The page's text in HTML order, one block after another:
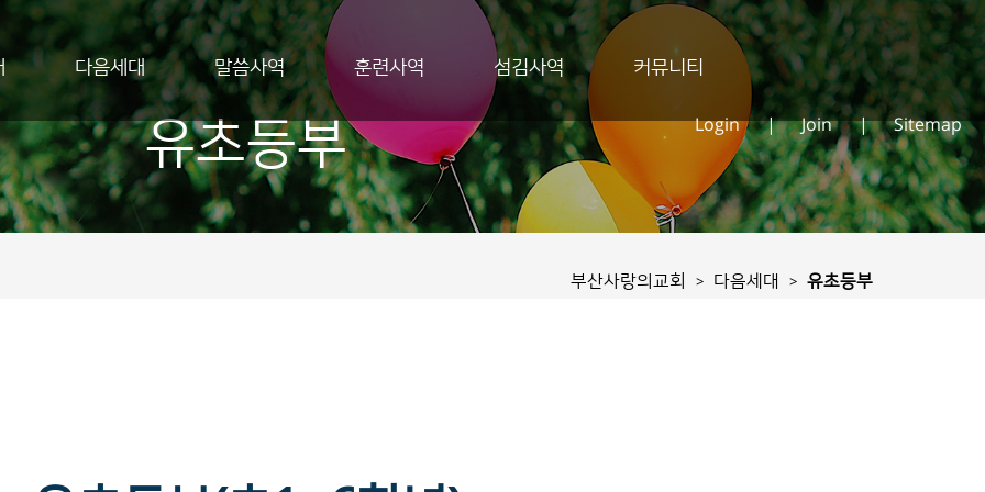
다음세대 말씀사역 훈련사역 섬김사역 커뮤니티
Login | Join | Sitemap
유초등부
부산사랑의교회 > 다음세대 > 유초등부